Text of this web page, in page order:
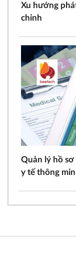
Xu hướng
chỉnh
Quản lý hồ
y tế thông